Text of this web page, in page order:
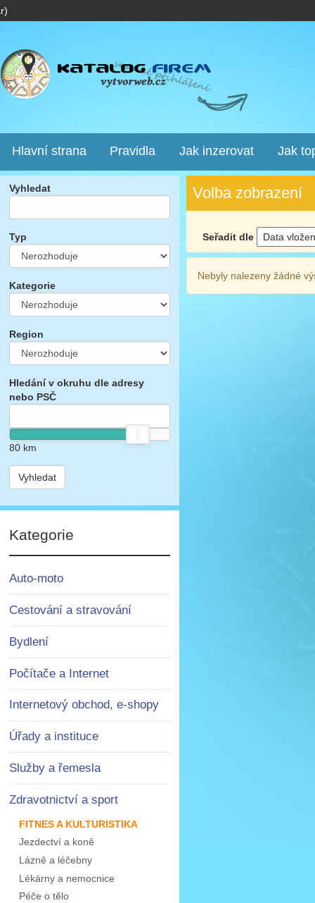
Hlavní strana Pravidla Jak inzerovat Jak
Vyhledat
Typ
Kategorie
Region
Hledání v okruhu dle adresy
nebo PSČ
80km
Vyhledat
Kategorie
Auto-moto
Cestování a stravování
Bydlení
Počítače a Internet
Internetový obchod, e-shopy
Úřady a instituce
Služby a řemesla
Zdravotnictví a sport
FITNES A KULTURISTIKA
Jezdectví a koně
Lázně a léčebny
Lékárny a nemocnice
Péče o tělo
Volba zobrazení
Seřadit dle
Nebyly nalezeny žádné